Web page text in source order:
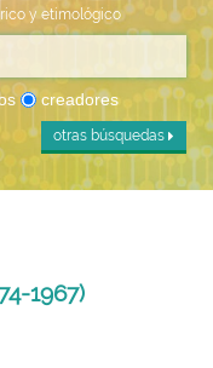
y etimológico
creadores
otras búsquedas
1967)